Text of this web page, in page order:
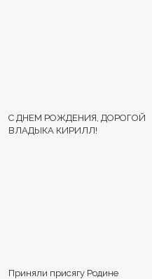
С ДНЕМ РОЖДЕНИЯ, ДОРОГОЙ
ВЛАДЫКА КИРИЛЛ!
Приняли присягу Родине